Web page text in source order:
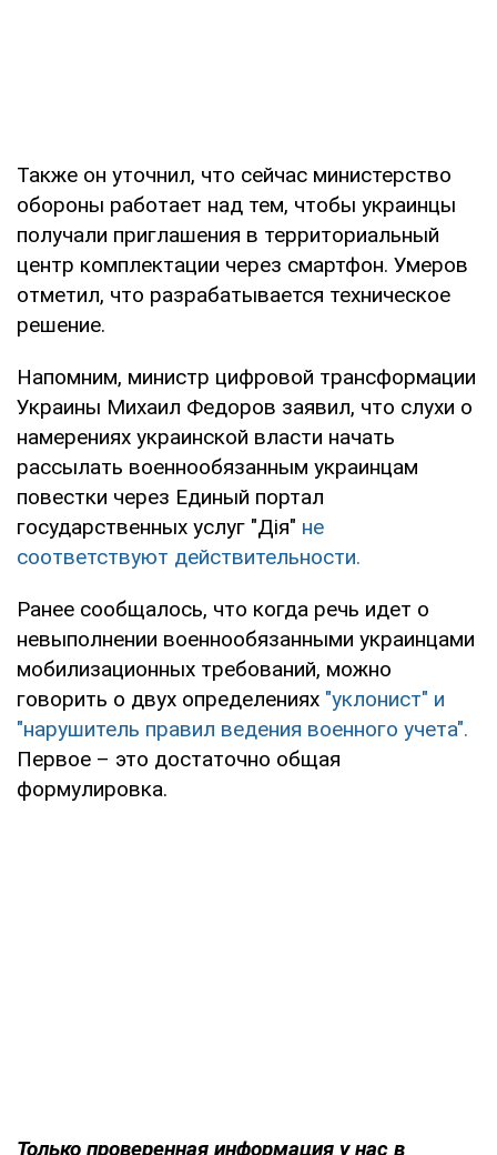
Также он уточнил, что сейчас министерство
обороны работает над тем, чтобы украинцы
получали приглашения в территориальный
центр комплектации через смартфон. Умеров
отметил, что разрабатывается техническое
решение.
Напомним, министр цифровой трансформации
Украины Михаил Федоров заявил, что слухи о
намерениях украинской власти начать
рассылать военнообязанным украинцам
повестки через Единый портал
государственных услуг "Дія" не
соответствуют действительности.
Ранее сообщалось, что когда речь идет о
невыполнении военнообязанными украинцами
мобилизационных требований, можно
говорить о двух определениях "уклонист" и
"нарушитель правил ведения военного учета".
Первое – это достаточно общая
формулировка.
Только проверенная информация у нас в